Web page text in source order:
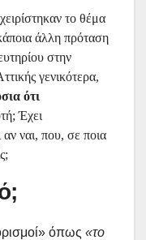
το θέμα
άλλη πρόταση
στην
γενικότερα,
ότι
Έχει
ναι, που, σε ποια
όπως «το